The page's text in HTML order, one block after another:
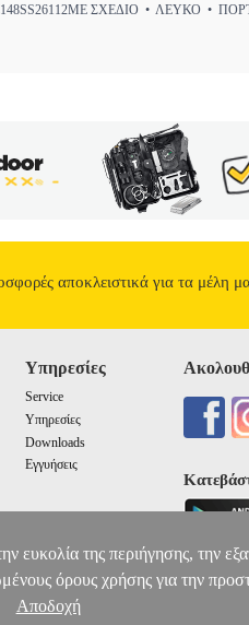
ΣΧΕΔΙΟ • ΛΕΥΚΟ •
αποκλειστικά για τα μέλη
Υπηρεσίες
Service
Υπηρεσίες
Downloads
Εγγυήσεις
ευκολία της περιήγησης, την
όρους χρήσης για την
Αποδοχή